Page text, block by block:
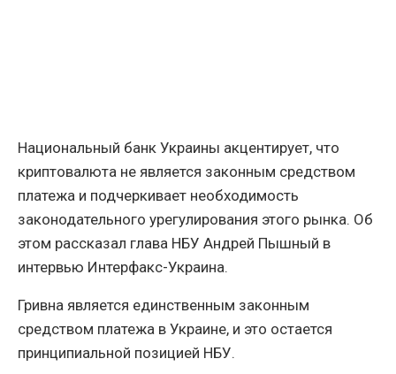
Национальный банк Украины акцентирует, что
криптовалюта не является законным средством
платежа и подчеркивает необходимость
законодательного урегулирования этого рынка. Об
этом рассказал глава НБУ Андрей Пышный в
интервью Интерфакс-Украина.
Гривна является единственным законным
средством платежа в Украине, и это остается
принципиальной позицией НБУ.